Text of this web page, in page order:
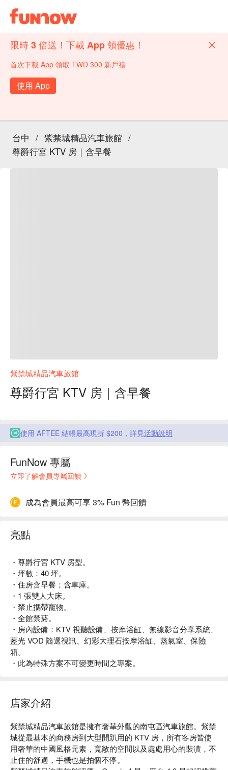
限時 3 倍送！下載 App 領優惠！
首次下載 App 領取 TWD 300 新戶禮
使用 App
台中 / 紫禁城精品汽車旅館 /
尊爵行宮 KTV 房｜含早餐
紫禁城精品汽車旅館
尊爵行宮 KTV 房｜含早餐
使用 AFTEE 結帳最高現折 $200，詳見活動說明
FunNow 專屬
立即了解會員專屬回饋
成為會員最高可享 3% Fun 幣回饋
亮點
・尊爵行宮 KTV 房型。
・坪數：40 坪。
・住房含早餐；含車庫。
・1 張雙人大床。
・禁止攜帶寵物。
・全館禁菸。
・房內設備：KTV 視聽設備、按摩浴缸、無線影音分享系統、
藍光 VOD 隨選視訊、幻彩大理石按摩浴缸、蒸氣室、保險
箱。
・此為特殊方案不可變更時間之專案。
店家介紹
紫禁城精品汽車旅館是擁有奢華外觀的南屯區汽車旅館。紫禁
城從最基本的商務房到大型開趴用的 KTV 房，所有客房皆使
用奢華的中國風格元素，寬敞的空間以及處處用心的裝潢，不
止住的舒適，手機也是拍個不停。